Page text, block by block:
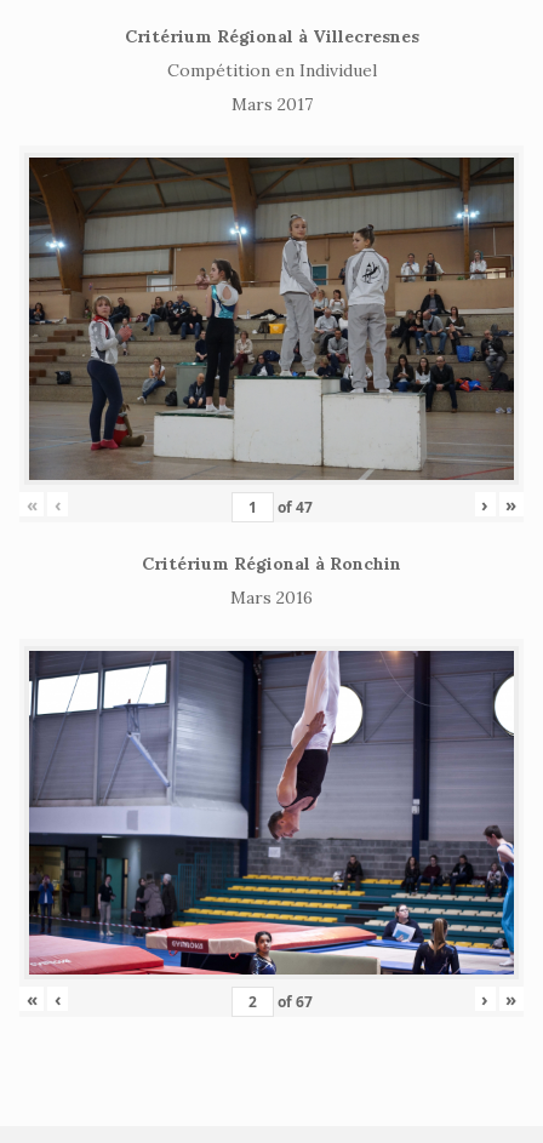
Critérium Régional à Villecresnes
Compétition en Individuel
Mars 2017
« ‹ of47 › »
Critérium Régional à Ronchin
Mars 2016
« ‹ of67 › »